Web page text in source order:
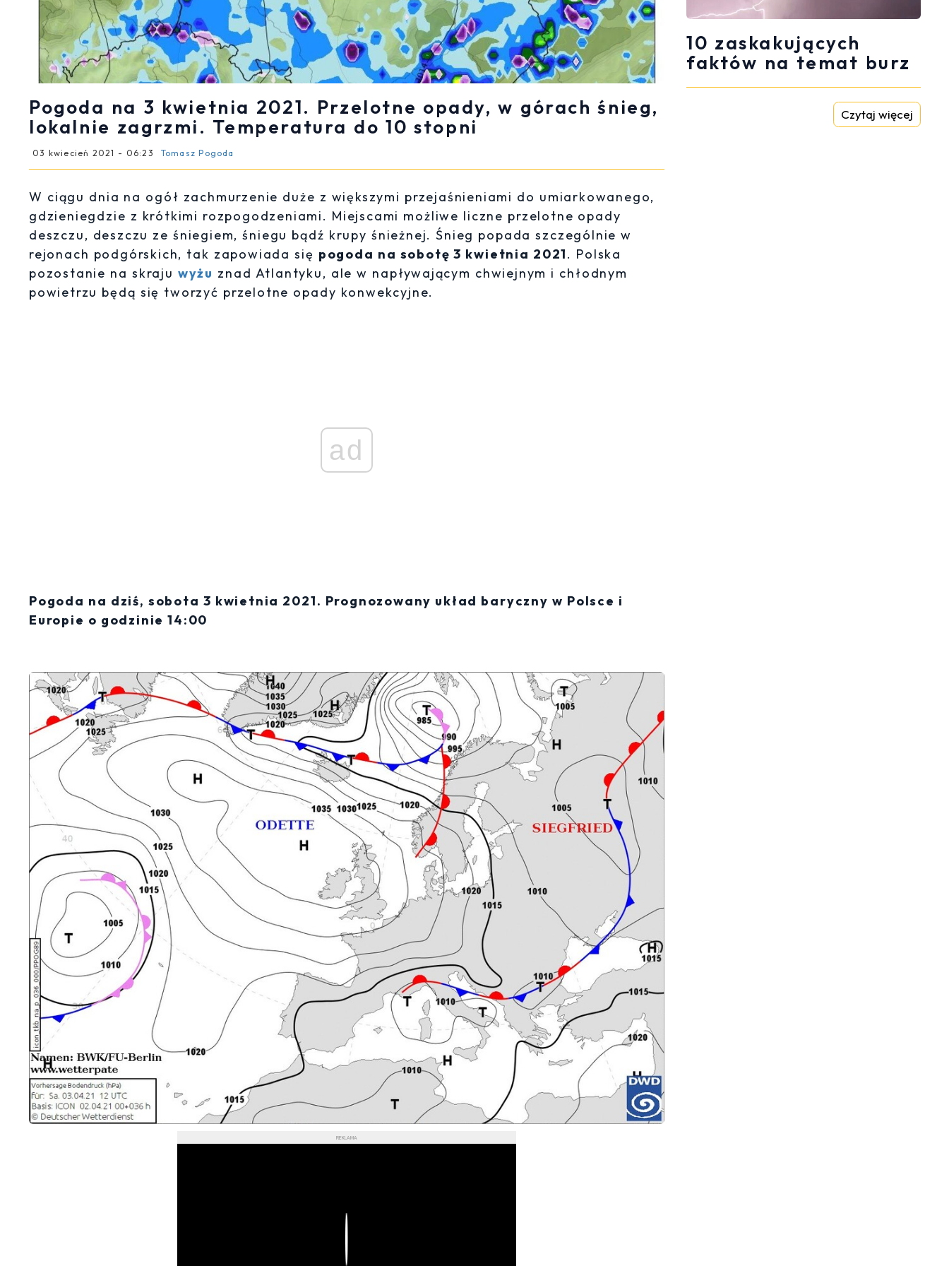
Pogoda na 3 kwietnia 2021. Przelotne opady, w górach śnieg,
lokalnie zagrzmi. Temperatura do 10 stopni
03 kwiecień 2021 - 06:23 Tomasz Pogoda
W ciągu dnia na ogół zachmurzenie duże z większymi przejaśnieniami do umiarkowanego,
gdzieniegdzie z krótkimi rozpogodzeniami. Miejscami możliwe liczne przelotne opady
deszczu, deszczu ze śniegiem, śniegu bądź krupy śnieżnej. Śnieg popada szczególnie w
rejonach podgórskich, tak zapowiada się pogoda na sobotę 3 kwietnia 2021. Polska
pozostanie na skraju wyżu znad Atlantyku, ale w napływającym chwiejnym i chłodnym
powietrzu będą się tworzyć przelotne opady konwekcyjne.
ad
Pogoda na dziś, sobota 3 kwietnia 2021. Prognozowany układ baryczny w Polsce i
Europie o godzinie 14:00
REKLAMA
10 zaskakujących
faktów na temat burz
Czytaj więcej